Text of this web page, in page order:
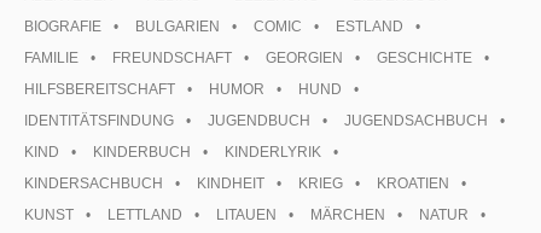
BIOGRAFIE
BULGARIEN COMIC
ESTLAND
FAMILIE
FREUNDSCHAFT GEORGIEN
GESCHICHTE
HILFSBEREITSCHAFT
HUMOR
HUND
IDENTITÄTSFINDUNG
JUGENDBUCH
JUGENDSACHBUCH
KIND
KINDERBUCH
KINDERLYRIK
KINDERSACHBUCH
KINDHEIT KRIEG
KROATIEN
KUNST
LETTLAND LITAUEN MÄRCHEN
NATUR